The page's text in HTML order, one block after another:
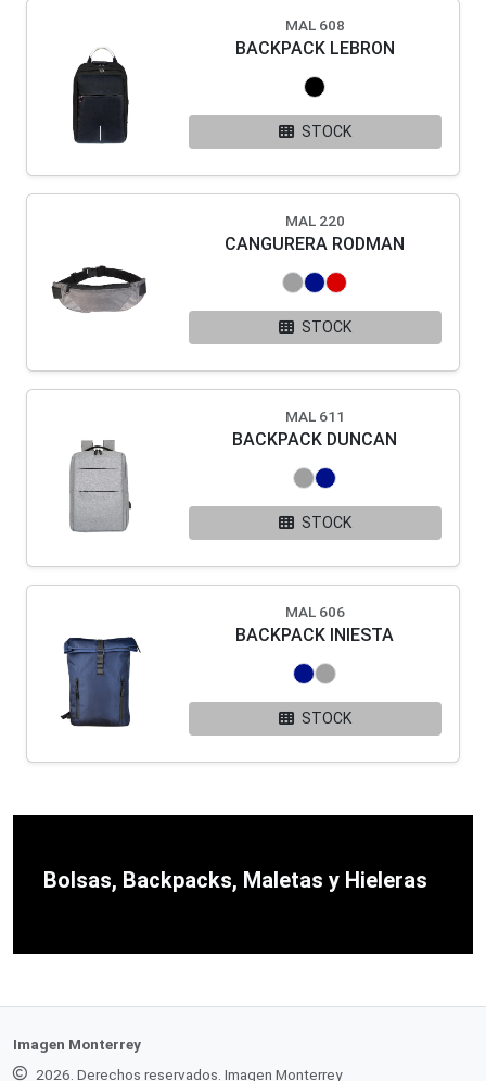
MAL 608
BACKPACK LEBRON
STOCK
MAL 220
CANGURERA RODMAN
STOCK
MAL 611
BACKPACK DUNCAN
STOCK
MAL 606
BACKPACK INIESTA
STOCK
Bolsas, Backpacks, Maletas y Hieleras
Imagen Monterrey
2026. Derechos reservados. Imagen Monterrey